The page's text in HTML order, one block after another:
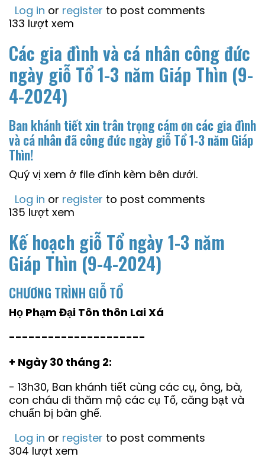
Log in or register to post comments
133 lượt xem
Các gia đình và cá nhân công đức
ngày giỗ Tổ 1-3 năm Giáp Thìn (9-
4-2024)
Ban khánh tiết xin trân trọng cám ơn các gia đình
và cá nhân đã công đức ngày giỗ Tổ 1-3 năm Giáp
Thìn!
Quý vị xem ở file đính kèm bên dưới.
Log in or register to post comments
135 lượt xem
Kế hoạch giỗ Tổ ngày 1-3 năm
Giáp Thìn (9-4-2024)
CHƯƠNG TRÌNH GIỖ TỔ
Họ Phạm Đại Tôn thôn Lai Xá
---------------------
+ Ngày 30 tháng 2:
- 13h30, Ban khánh tiết cùng các cụ, ông, bà,
con cháu đi thăm mộ các cụ Tổ, căng bạt và
chuẩn bị bàn ghế.
Log in or register to post comments
304 lượt xem